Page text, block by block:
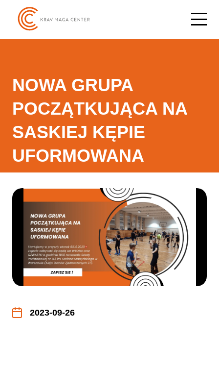
NOWA GRUPA
POCZĄTKUJĄCA NA
SASKIEJ KĘPIE
UFORMOWANA
2023-09-26